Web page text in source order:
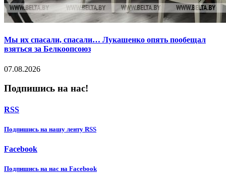
Мы их спасали, спасали… Лукашенко опять пообещал
взяться за Белкоопсоюз
07.08.2026
Подпишись на нас!
RSS
Подпишиcь на нашу ленту RSS
Facebook
Подпишиcь на нас на Facebook